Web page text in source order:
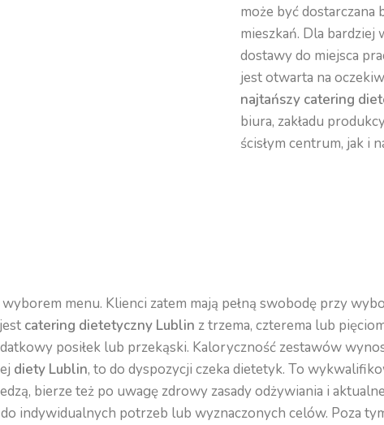
może być dostarczana
mieszkań. Dla
dostawy do miejsca
jest otwarta na
najtańszy catering
biura, zakładu
ścisłym centrum, jak i
menu. Klienci zatem mają pełną swobodę przy
catering dietetyczny Lublin z trzema, czterema lub
posiłek lub przekąski. Kaloryczność zestawów
diety Lublin, to do dyspozycji czeka dietetyk. To
bierze też po uwagę zdrowy zasady odżywiania i
indywidualnych potrzeb lub wyznaczonych celów. Poza